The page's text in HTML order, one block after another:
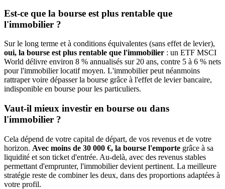
Est-ce que la bourse est plus rentable que
l'immobilier ?
Sur le long terme et à conditions équivalentes (sans effet de levier),
oui, la bourse est plus rentable que l'immobilier : un ETF MSCI
World délivre environ 8 % annualisés sur 20 ans, contre 5 à 6 % nets
pour l'immobilier locatif moyen. L'immobilier peut néanmoins
rattraper voire dépasser la bourse grâce à l'effet de levier bancaire,
indisponible en bourse pour les particuliers.
Vaut-il mieux investir en bourse ou dans
l'immobilier ?
Cela dépend de votre capital de départ, de vos revenus et de votre
horizon. Avec moins de 30 000 €, la bourse l'emporte grâce à sa
liquidité et son ticket d'entrée. Au-delà, avec des revenus stables
permettant d'emprunter, l'immobilier devient pertinent. La meilleure
stratégie reste de combiner les deux, dans des proportions adaptées à
votre profil.